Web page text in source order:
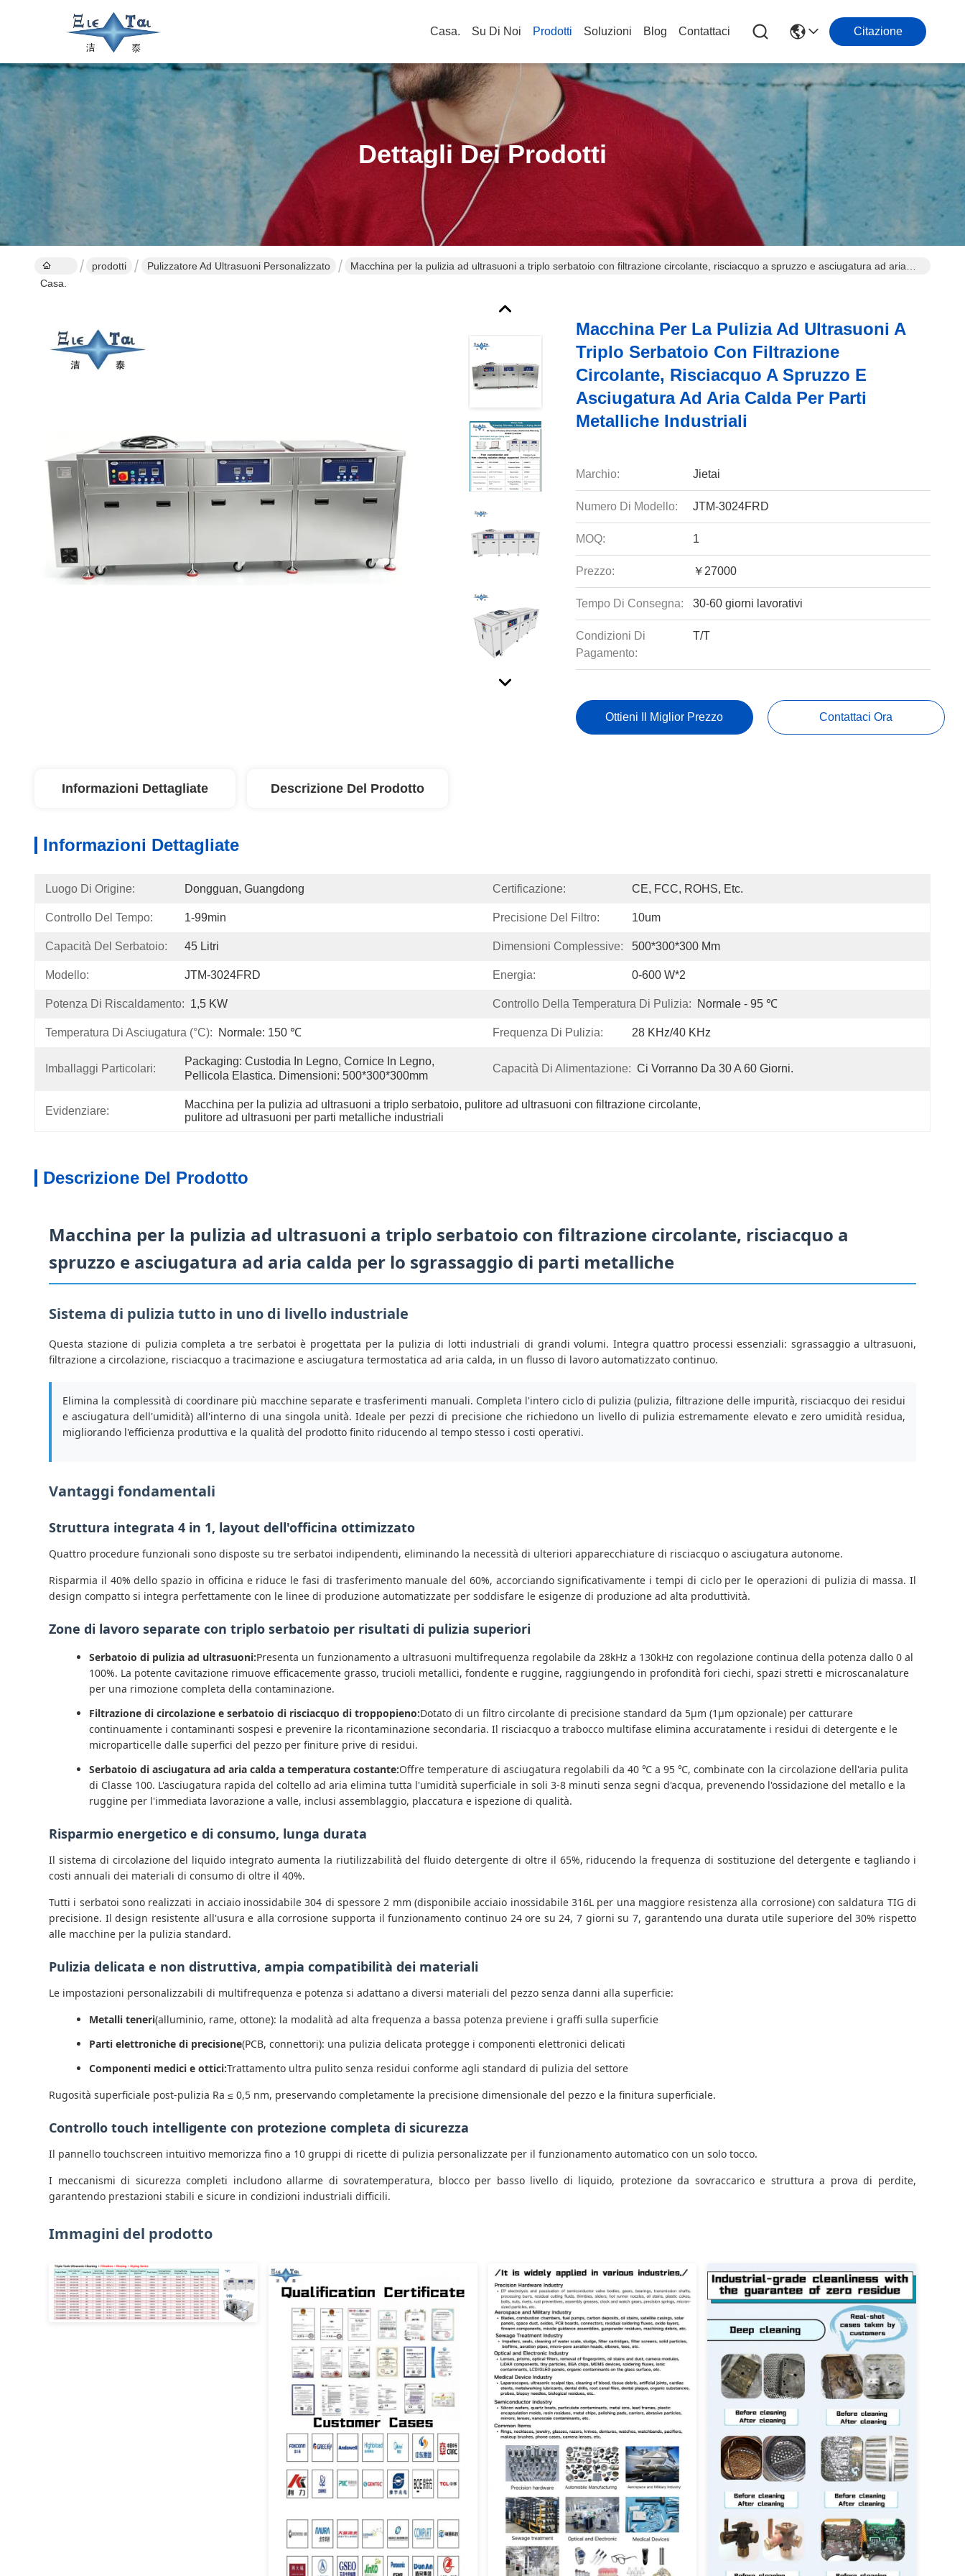
Casa. Su Di Noi Prodotti Soluzioni Blog Contattaci Citazione
Dettagli Dei Prodotti
Casa.
prodotti Pulizzatore Ad Ultrasuoni Personalizzato
Macchina per la pulizia ad ultrasuoni a triplo serbatoio con filtrazione circolante, risciacquo a spruzzo e asciugatura ad aria
Macchina Per La Pulizia Ad Ultrasuoni A
Triplo Serbatoio Con Filtrazione
Circolante, Risciacquo A Spruzzo E
Asciugatura Ad Aria Calda Per Parti
Metalliche Industriali
Marchio: Jietai
Numero Di Modello: JTM-3024FRD
MOQ: 1
Prezzo: ￥27000
Tempo Di Consegna: 30-60 giorni lavorativi
Condizioni Di
Pagamento:
T/T
Ottieni Il Miglior Prezzo Contattaci Ora
Informazioni Dettagliate Descrizione Del Prodotto
Informazioni Dettagliate
Luogo Di Origine: Dongguan, Guangdong Certificazione: CE, FCC, ROHS, Etc.
Controllo Del Tempo: 1-99min Precisione Del Filtro: 10um
Capacità Del Serbatoio: 45 Litri Dimensioni Complessive: 500*300*300 Mm
Modello: JTM-3024FRD Energia: 0-600 W*2
Potenza Di Riscaldamento: 1,5 KW Controllo Della Temperatura Di Pulizia: Normale - 95 ℃
Temperatura Di Asciugatura (°C): Normale: 150 ℃ Frequenza Di Pulizia: 28 KHz/40 KHz
Imballaggi Particolari:
Packaging: Custodia In Legno, Cornice In Legno,
Pellicola Elastica. Dimensioni: 500*300*300mm
Capacità Di Alimentazione: Ci Vorranno Da 30 A 60 Giorni.
Evidenziare:
Macchina per la pulizia ad ultrasuoni a triplo serbatoio, pulitore ad ultrasuoni con filtrazione circolante,
pulitore ad ultrasuoni per parti metalliche industriali
Descrizione Del Prodotto
Macchina per la pulizia ad ultrasuoni a triplo serbatoio con filtrazione circolante, risciacquo a
spruzzo e asciugatura ad aria calda per lo sgrassaggio di parti metalliche
Sistema di pulizia tutto in uno di livello industriale
Questa stazione di pulizia completa a tre serbatoi è progettata per la pulizia di lotti industriali di grandi volumi. Integra quattro processi essenziali: sgrassaggio a ultrasuoni,
filtrazione a circolazione, risciacquo a tracimazione e asciugatura termostatica ad aria calda, in un flusso di lavoro automatizzato continuo.
Elimina la complessità di coordinare più macchine separate e trasferimenti manuali. Completa l'intero ciclo di pulizia (pulizia, filtrazione delle impurità, risciacquo dei residui
e asciugatura dell'umidità) all'interno di una singola unità. Ideale per pezzi di precisione che richiedono un livello di pulizia estremamente elevato e zero umidità residua,
migliorando l'efficienza produttiva e la qualità del prodotto finito riducendo al tempo stesso i costi operativi.
Vantaggi fondamentali
Struttura integrata 4 in 1, layout dell'officina ottimizzato
Quattro procedure funzionali sono disposte su tre serbatoi indipendenti, eliminando la necessità di ulteriori apparecchiature di risciacquo o asciugatura autonome.
Risparmia il 40% dello spazio in officina e riduce le fasi di trasferimento manuale del 60%, accorciando significativamente i tempi di ciclo per le operazioni di pulizia di massa. Il
design compatto si integra perfettamente con le linee di produzione automatizzate per soddisfare le esigenze di produzione ad alta produttività.
Zone di lavoro separate con triplo serbatoio per risultati di pulizia superiori
Serbatoio di pulizia ad ultrasuoni:Presenta un funzionamento a ultrasuoni multifrequenza regolabile da 28kHz a 130kHz con regolazione continua della potenza dallo 0 al
100%. La potente cavitazione rimuove efficacemente grasso, trucioli metallici, fondente e ruggine, raggiungendo in profondità fori ciechi, spazi stretti e microscanalature
per una rimozione completa della contaminazione.
Filtrazione di circolazione e serbatoio di risciacquo di troppopieno:Dotato di un filtro circolante di precisione standard da 5μm (1μm opzionale) per catturare
continuamente i contaminanti sospesi e prevenire la ricontaminazione secondaria. Il risciacquo a trabocco multifase elimina accuratamente i residui di detergente e le
microparticelle dalle superfici del pezzo per finiture prive di residui.
Serbatoio di asciugatura ad aria calda a temperatura costante:Offre temperature di asciugatura regolabili da 40 ℃ a 95 ℃, combinate con la circolazione dell'aria pulita
di Classe 100. L'asciugatura rapida del coltello ad aria elimina tutta l'umidità superficiale in soli 3-8 minuti senza segni d'acqua, prevenendo l'ossidazione del metallo e la
ruggine per l'immediata lavorazione a valle, inclusi assemblaggio, placcatura e ispezione di qualità.
Risparmio energetico e di consumo, lunga durata
Il sistema di circolazione del liquido integrato aumenta la riutilizzabilità del fluido detergente di oltre il 65%, riducendo la frequenza di sostituzione del detergente e tagliando i
costi annuali dei materiali di consumo di oltre il 40%.
Tutti i serbatoi sono realizzati in acciaio inossidabile 304 di spessore 2 mm (disponibile acciaio inossidabile 316L per una maggiore resistenza alla corrosione) con saldatura TIG di
precisione. Il design resistente all'usura e alla corrosione supporta il funzionamento continuo 24 ore su 24, 7 giorni su 7, garantendo una durata utile superiore del 30% rispetto
alle macchine per la pulizia standard.
Pulizia delicata e non distruttiva, ampia compatibilità dei materiali
Le impostazioni personalizzabili di multifrequenza e potenza si adattano a diversi materiali del pezzo senza danni alla superficie:
Metalli teneri(alluminio, rame, ottone): la modalità ad alta frequenza a bassa potenza previene i graffi sulla superficie
Parti elettroniche di precisione(PCB, connettori): una pulizia delicata protegge i componenti elettronici delicati
Componenti medici e ottici:Trattamento ultra pulito senza residui conforme agli standard di pulizia del settore
Rugosità superficiale post-pulizia Ra ≤ 0,5 nm, preservando completamente la precisione dimensionale del pezzo e la finitura superficiale.
Controllo touch intelligente con protezione completa di sicurezza
Il pannello touchscreen intuitivo memorizza fino a 10 gruppi di ricette di pulizia personalizzate per il funzionamento automatico con un solo tocco.
I meccanismi di sicurezza completi includono allarme di sovratemperatura, blocco per basso livello di liquido, protezione da sovraccarico e struttura a prova di perdite,
garantendo prestazioni stabili e sicure in condizioni industriali difficili.
Immagini del prodotto